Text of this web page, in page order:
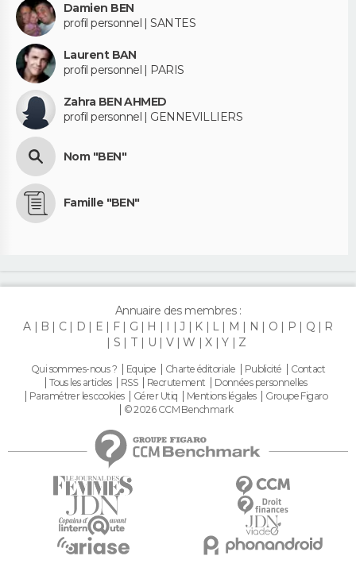
Damien BEN
profil personnel | SANTES
Laurent BAN
profil personnel | PARIS
Zahra BEN AHMED
profil personnel | GENNEVILLIERS
Nom "BEN"
Famille "BEN"
Annuaire des membres :
A
B C D E F G H I J K L M N O P Q
R
S
T U V W X Y Z
Qui sommes-nous ? Equipe Charte éditoriale Publicité
Contact
Tous les articles
RSS Recrutement
Données personnelles
Paramétrer les cookies
Gérer Utiq Mentions légales
Groupe Figaro
© 2026 CCM Benchmark